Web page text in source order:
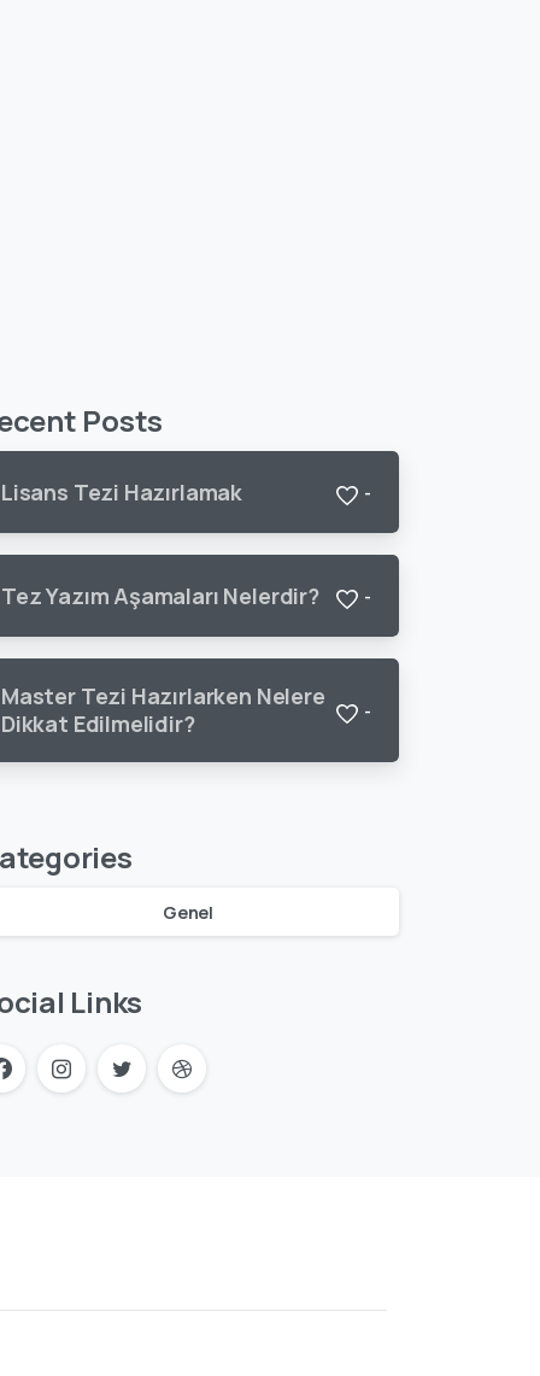
Posts
Lisans Tezi Hazırlamak -
Tez Yazım Aşamaları Nelerdir? -
Master Tezi Hazırlarken Nelere
Dikkat Edilmelidir?
-
Genel
Links